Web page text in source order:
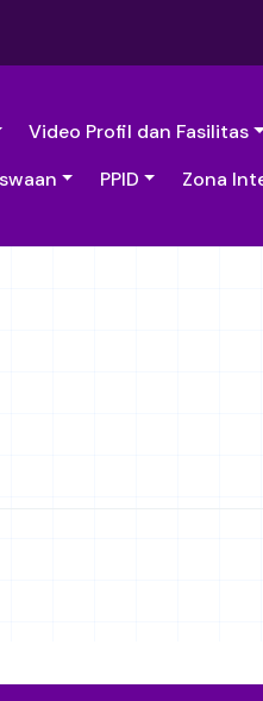
Video Profil dan Fasilitas
PPID Zona